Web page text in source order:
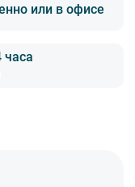
или в офисе
часа
МИР в офисе по адресу